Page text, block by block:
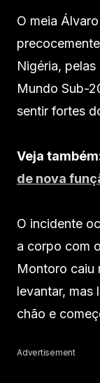
O meia
Nigéria,
Mundo Sub-
sentir fortes
Veja
de nova
O incidente
a corpo com
Montoro caiu
levantar, mas
chão e
Advertisement